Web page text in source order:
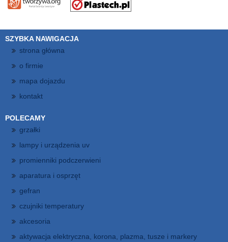
SZYBKA NAWIGACJA
strona główna
o firmie
mapa dojazdu
kontakt
POLECAMY
grzałki
lampy i urządzenia uv
promienniki podczerwieni
aparatura i osprzęt
gefran
czujniki temperatury
akcesoria
aktywacja elektryczna, korona, plazma, tusze i markery